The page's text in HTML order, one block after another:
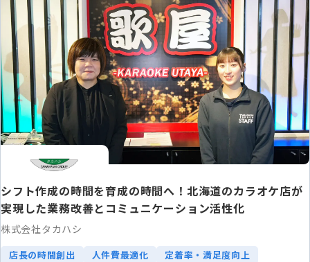
シフト作成の時間を育成の時間へ！北海道のカラオケ店が
実現した業務改善とコミュニケーション活性化
株式会社タカハシ
店長の時間創出 人件費最適化
定着率・満足度向上